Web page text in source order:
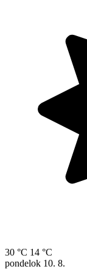
30 °C 14 °C
pondelok 10. 8.